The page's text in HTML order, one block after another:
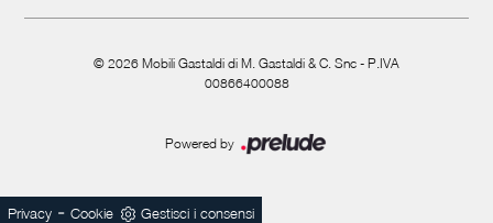
© 2026 Mobili Gastaldi di M. Gastaldi & C. Snc - P.IVA
00866400088
Powered by
Privacy - Cookie Gestisci i consensi